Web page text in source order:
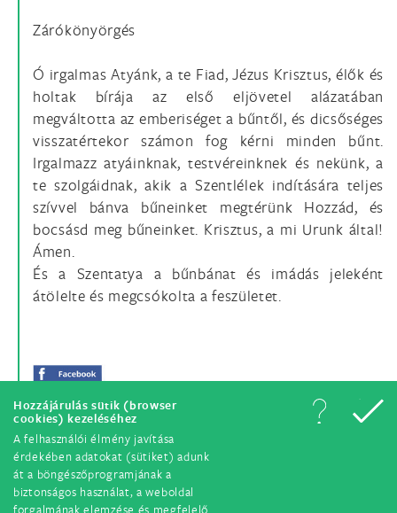
Hozzájárulás sütik (browser
cookies) kezeléséhez
A felhasználói élmény javítása
érdekében adatokat (sütiket) adunk
át a böngészőprogramjának a
biztonságos használat, a weboldal
forgalmának elemzése és megfelelő
Zárókönyörgés
Ó irgalmas Atyánk, a te Fiad, Jézus Krisztus, élők és
holtak bírája az első eljövetel alázatában
megváltotta az emberiséget a bűntől, és dicsőséges
visszatértekor számon fog kérni minden bűnt.
Irgalmazz atyáinknak, testvéreinknek és nekünk, a
te szolgáidnak, akik a Szentlélek indítására teljes
szívvel bánva bűneinket megtérünk Hozzád, és
bocsásd meg bűneinket. Krisztus, a mi Urunk által!
Ámen.
És a Szentatya a bűnbánat és imádás jeleként
átölelte és megcsókolta a feszületet.